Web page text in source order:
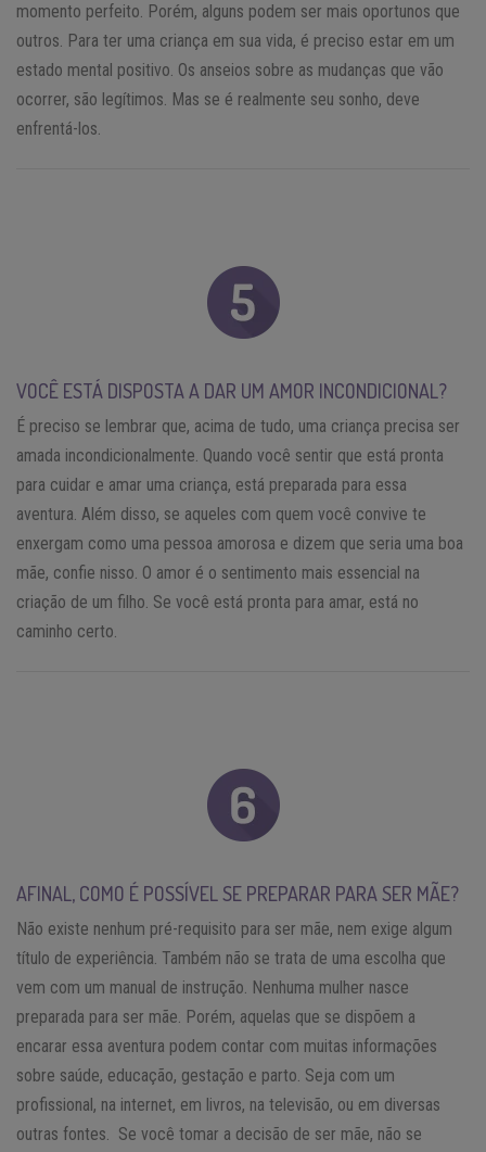
momento perfeito. Porém, alguns podem ser mais oportunos que
outros. Para ter uma criança em sua vida, é preciso estar em um
estado mental positivo. Os anseios sobre as mudanças que vão
ocorrer, são legítimos. Mas se é realmente seu sonho, deve
enfrentá-los.
VOCÊ ESTÁ DISPOSTA A DAR UM AMOR INCONDICIONAL?
É preciso se lembrar que, acima de tudo, uma criança precisa ser
amada incondicionalmente. Quando você sentir que está pronta
para cuidar e amar uma criança, está preparada para essa
aventura. Além disso, se aqueles com quem você convive te
enxergam como uma pessoa amorosa e dizem que seria uma boa
mãe, confie nisso. O amor é o sentimento mais essencial na
criação de um filho. Se você está pronta para amar, está no
caminho certo.
AFINAL, COMO É POSSÍVEL SE PREPARAR PARA SER MÃE?
Não existe nenhum pré-requisito para ser mãe, nem exige algum
título de experiência. Também não se trata de uma escolha que
vem com um manual de instrução. Nenhuma mulher nasce
preparada para ser mãe. Porém, aquelas que se dispõem a
encarar essa aventura podem contar com muitas informações
sobre saúde, educação, gestação e parto. Seja com um
profissional, na internet, em livros, na televisão, ou em diversas
outras fontes. Se você tomar a decisão de ser mãe, não se